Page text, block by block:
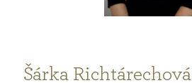
Šárka Richtárechová